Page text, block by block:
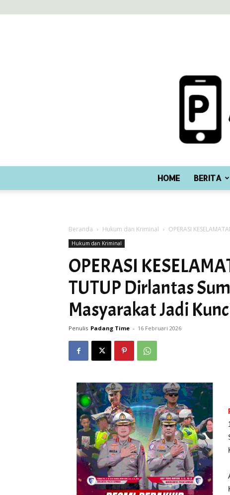
HOME BERITA
Beranda Hukum dan Kriminal OPERASI
Hukum dan Kriminal
OPERASI
TUTUP Dirlantas
Masyarakat Jadi
Penulis Padang Time - 16 Februari 2026